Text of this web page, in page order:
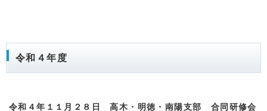
令和４年度
令和４年１１月２８日 高木・明徳・南陽支部 合同研修会